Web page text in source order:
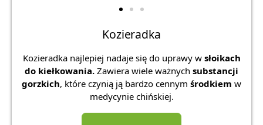
Kozieradka
Kozieradka najlepiej nadaje się do uprawy w słoikach
do kiełkowania. Zawiera wiele ważnych substancji
gorzkich, które czynią ją bardzo cennym środkiem w
medycynie chińskiej.